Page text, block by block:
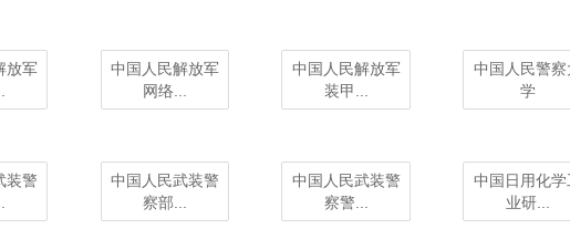
放军
中国人民解放军
网络...
中国人民解放军
装甲...
中国人民警察
学
装警
中国人民武装警
察部...
中国人民武装警
察警...
中国日用化学
业研...